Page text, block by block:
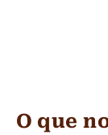
O que